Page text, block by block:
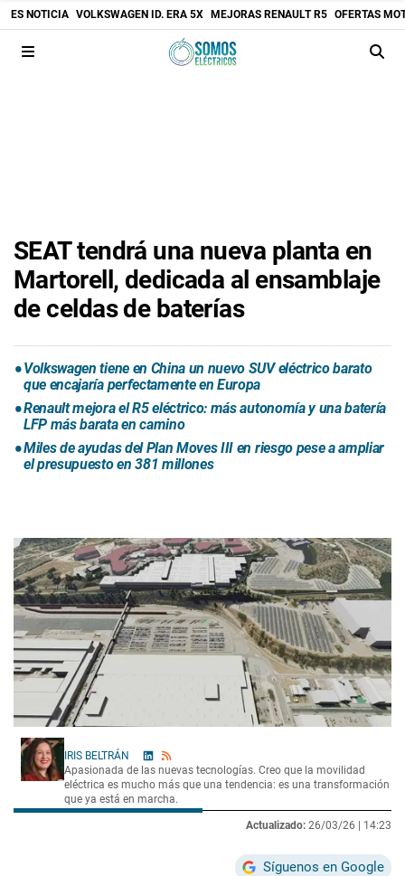
ES NOTICIA VOLKSWAGEN ID. ERA 5X MEJORAS RENAULT R5 OFERTAS
SEAT tendrá una nueva planta en
Martorell, dedicada al ensamblaje
de celdas de baterías
Volkswagen tiene en China un nuevo SUV eléctrico barato
que encajaría perfectamente en Europa
Renault mejora el R5 eléctrico: más autonomía y una batería
LFP más barata en camino
Miles de ayudas del Plan Moves III en riesgo pese a ampliar
el presupuesto en 381 millones
IRIS BELTRÁN
Apasionada de las nuevas tecnologías. Creo que la movilidad
eléctrica es mucho más que una tendencia: es una transformación
que ya está en marcha.
Actualizado: 26/03/26 | 14:23
Síguenos en Google